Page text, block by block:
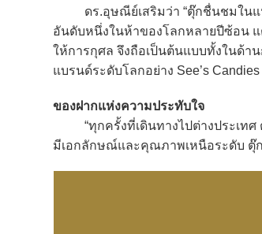
ดร.อุษณีย์เสริมว่า “ตุ๊กชื่นชมในแน
อันดับหนึ่งในห้าของโลกหลายปีซ้อน
ให้การกุศล จึงถือเป็นต้นแบบทั้งในด้า
แบรนด์ระดับโลกอย่าง See’s
ของฝากแห่งความประทับใจ
“ทุกครั้งที่เดินทางไปต่างประเทศ
มีเอกลักษณ์และคุณภาพเหนือระดับ ตุ๊